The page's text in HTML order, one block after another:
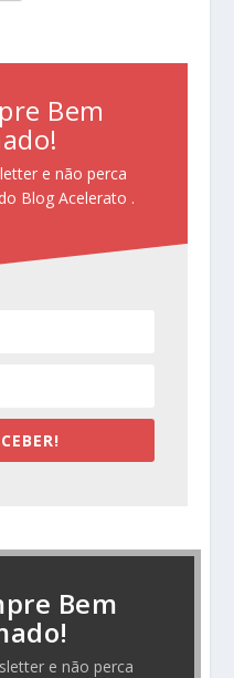
Bem
e não perca
Blog Acelerato .
Bem
e não perca